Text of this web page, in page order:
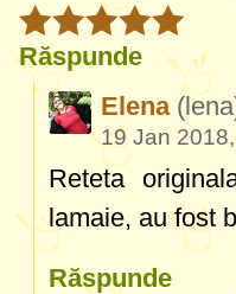
Răspunde
Elena
19 Jan
Reteta
lamaie, au fost
Răspunde